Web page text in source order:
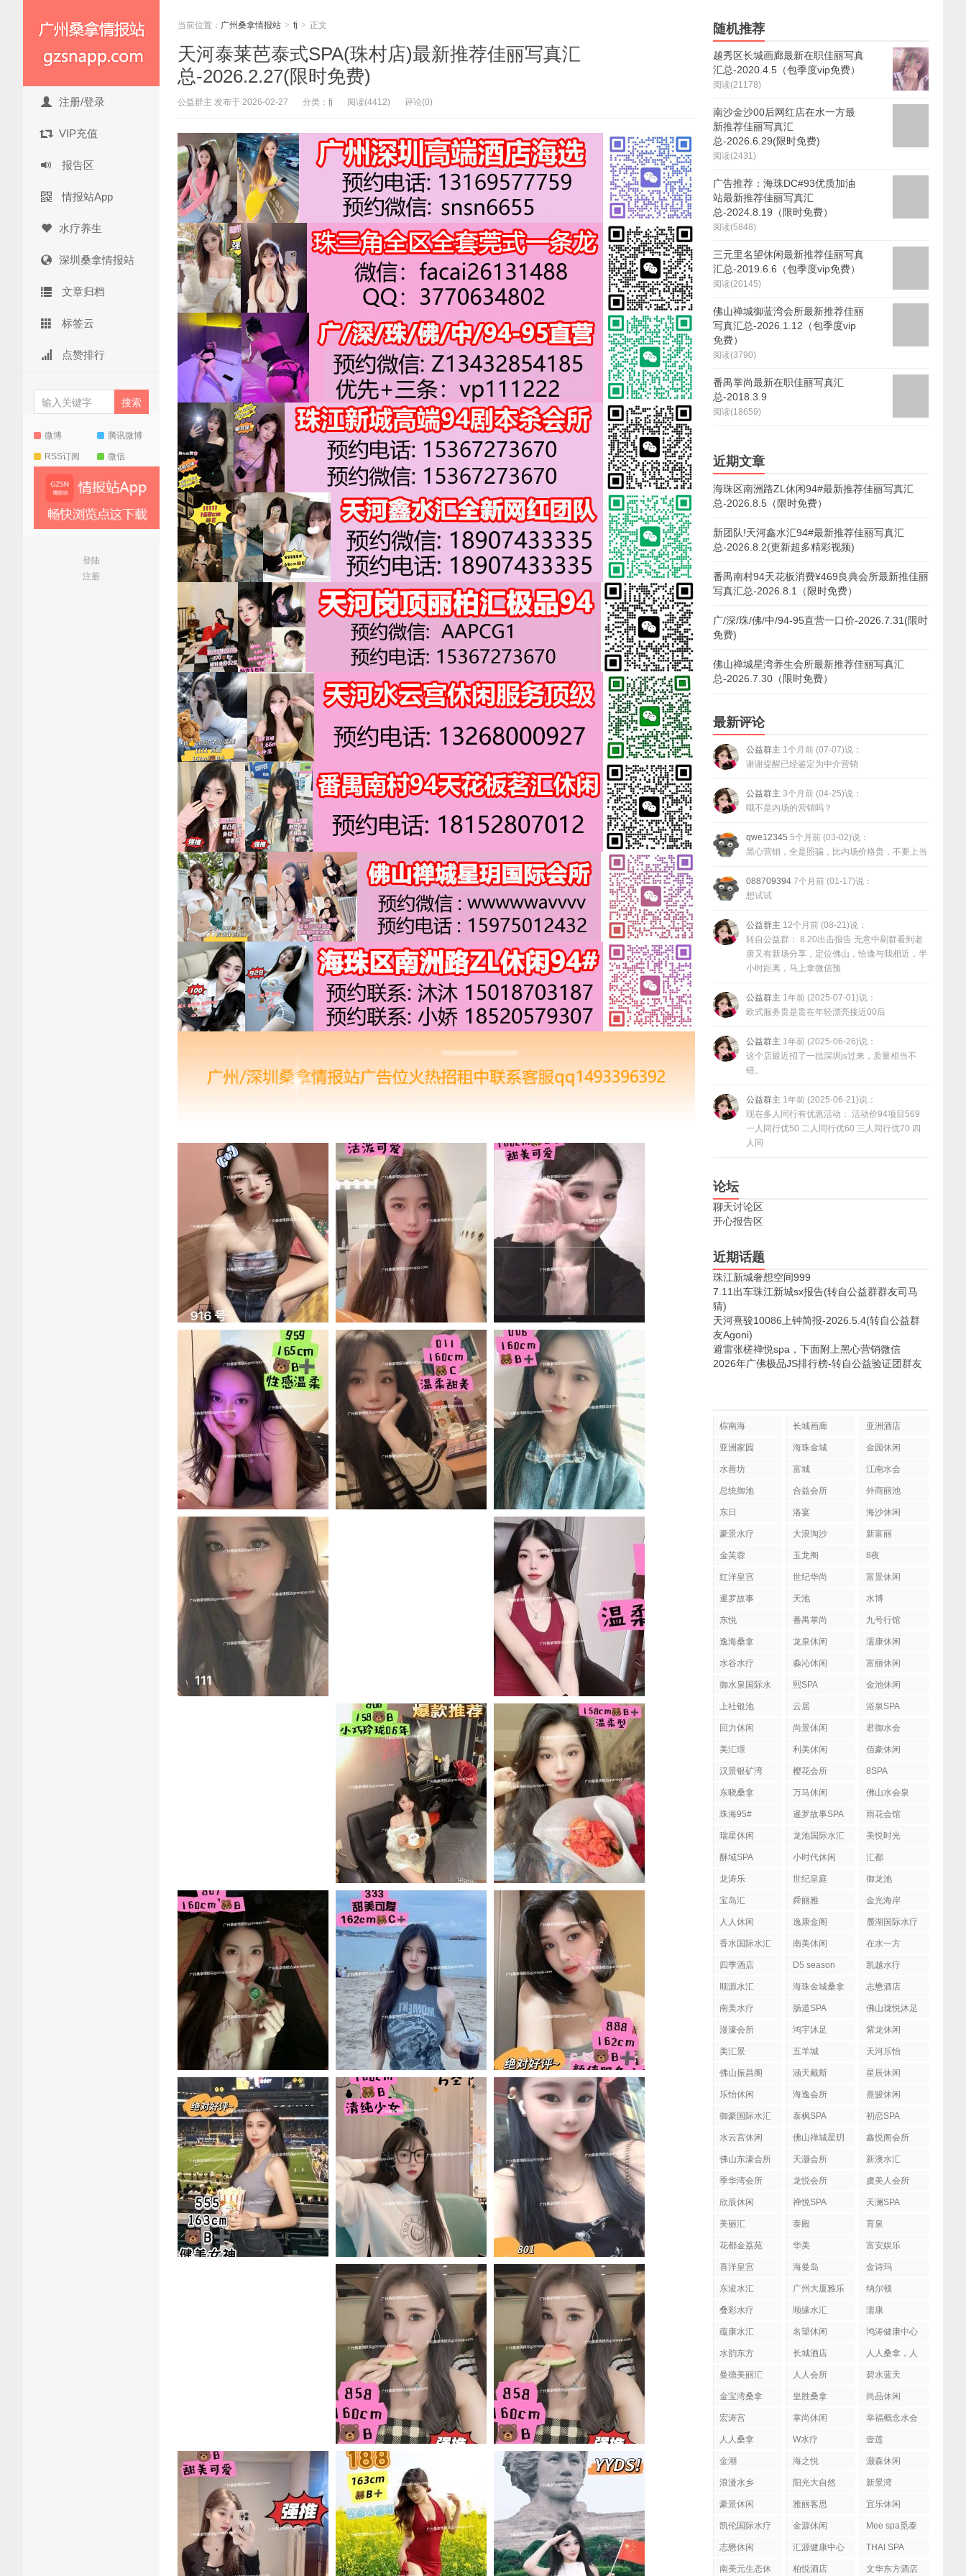
注册/登录
VIP充值
报告区
情报站App
水疗养生
深圳桑拿情报站
文章归档
标签云
点赞排行
微博 腾讯微博
RSS订阅 微信
登陆
注册
当前位置： 广州桑拿情报站 > fj > 正文
天河泰莱芭泰式SPA(珠村店)最新推荐佳丽写真汇
总-2026.2.27(限时免费)
公益群主 发布于 2026-02-27 分类： fj 阅读(4412) 评论(0)
随机推荐
越秀区长城画廊最新在职佳丽写真
汇总-2020.4.5（包季度vip免费）
阅读(21178)
南沙金沙00后网红店在水一方最
新推荐佳丽写真汇
总-2026.6.29(限时免费)
阅读(2431)
广告推荐：海珠DC#93优质加油
站最新推荐佳丽写真汇
总-2024.8.19（限时免费）
阅读(5848)
三元里名望休闲最新推荐佳丽写真
汇总-2019.6.6（包季度vip免费）
阅读(20145)
佛山禅城御蓝湾会所最新推荐佳丽
写真汇总-2026.1.12（包季度vip
免费）
阅读(3790)
番禺掌尚最新在职佳丽写真汇
总-2018.3.9
阅读(18659)
近期文章
海珠区南洲路ZL休闲94#最新推荐佳丽写真汇
总-2026.8.5（限时免费）
新团队!天河鑫水汇94#最新推荐佳丽写真汇
总-2026.8.2(更新超多精彩视频)
番禺南村94天花板消费¥469良典会所最新推佳丽
写真汇总-2026.8.1（限时免费）
广/深/珠/佛/中/94-95直营一口价-2026.7.31(限时
免费)
佛山禅城星湾养生会所最新推荐佳丽写真汇
总-2026.7.30（限时免费）
最新评论
公益群主 1个月前 (07-07)说：
谢谢提醒已经鉴定为中介营销
公益群主 3个月前 (04-25)说：
哦不是内场的营销吗？
qwe12345 5个月前 (03-02)说：
黑心营销，全是照骗，比内场价格贵，不要上当
088709394 7个月前 (01-17)说：
想试试
公益群主 12个月前 (08-21)说：
转自公益群： 8.20出击报告 无意中刷群看到老
唐又有新场分享，定位佛山，恰逢与我相近，半
小时距离，马上拿微信预
公益群主 1年前 (2025-07-01)说：
欧式服务贵是贵在年轻漂亮接近00后
公益群主 1年前 (2025-06-26)说：
这个店最近招了一批深圳js过来，质量相当不
错。
公益群主 1年前 (2025-06-21)说：
现在多人同行有优惠活动： 活动价94项目569
一人同行优50 二人同行优60 三人同行优70 四
人同
论坛
聊天讨论区
开心报告区
近期话题
珠江新城奢想空间999
7.11出车珠江新城sx报告(转自公益群群友司马
猜)
天河熹骏10086上钟简报-2026.5.4(转自公益群
友Agoni)
避雷张槎禅悦spa，下面附上黑心营销微信
2026年广佛极品JS排行榜-转自公益验证团群友
棕南海 长城画廊 亚洲酒店
亚洲家园 海珠金城 金园休闲
水善坊 富城 江南水会
总统御池 合益会所 外商丽池
东日 洛宴 海沙休闲
豪景水疗 大浪淘沙 新富丽
金芙蓉 玉龙阁 8夜
红洋皇宫 世纪华尚 富景休闲
暹罗故事 天池 水博
东悦 番禺掌尚 九号行馆
逸海桑拿 龙泉休闲 濡康休闲
水谷水疗 淼沁休闲 富丽休闲
御水泉国际水
熙SPA 金池休闲
上社银池 云居 浴泉SPA
回力休闲 尚景休闲 君御水会
美汇璟 利美休闲 佰豪休闲
汉景银矿湾 樱花会所 8SPA
东晓桑拿 万马休闲 佛山水会泉
珠海95# 暹罗故事SPA 雨花会馆
瑞星休闲 龙池国际水汇 美悦时光
酥域SPA 小时代休闲 汇都
龙涛乐 世纪皇庭 御龙池
宝岛汇 舜丽雅 金光海岸
人人休闲 逸康金阁 麓湖国际水疗
香水国际水汇 南美休闲 在水一方
四季酒店 D5 season 凯越水疗
顺源水汇 海珠金城桑拿 志懋酒店
南美水疗 肠道SPA 佛山珑悦沐足
漫濠会所 鸿宇沐足 紫龙休闲
美汇景 五羊城 天河乐怡
佛山振昌阁 涵天戴斯 星辰休闲
乐怡休闲 海逸会所 熹骏休闲
御豪国际水汇 泰枫SPA 初恋SPA
水云宫休闲
佛山禅城星玥
鑫悦阁会所
佛山东濠会所 天灏会所 新澳水汇
季华湾会所 龙悦会所 虞美人会所
欣辰休闲 禅悦SPA 天澜SPA
美丽汇 泰殿 育泉
花都金荔苑 华美 富安娱乐
喜洋皇宫 海曼岛 金诗玛
东浚水汇
广州大厦雅乐
纳尔顿
叠彩水疗 顺缘水汇 濡康
蕴康水汇 名望休闲 鸿涛健康中心
水韵东方 长城酒店
人人桑拿，人
曼德美丽汇 人人会所 碧水蓝天
金宝湾桑拿 皇胜桑拿 尚品休闲
宏涛宫 掌尚休闲 幸福概念水会
人人桑拿 W水疗 壹莲
金潮 海之悦 灏森休闲
浪漫水乡 阳光大自然 新景湾
豪景休闲 雅丽客思 宜乐休闲
凯伦国际水疗 金源休闲
Mee spa觅泰
志懋休闲 汇源健康中心 THAI SPA
南美元生态休 柏悦酒店 文华东方酒店